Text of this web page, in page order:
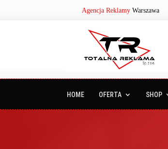
Agencja Reklamy Warszawa
HOME OFERTA SHOP